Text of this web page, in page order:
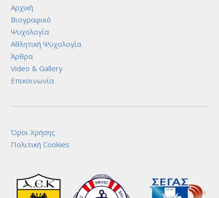
Αρχική
Βιογραφικό
Ψυχολογία
Αθλητική Ψυχολογία
Άρθρα
Video & Gallery
Επικοινωνία
Όροι Χρήσης
Πολιτική Cookies